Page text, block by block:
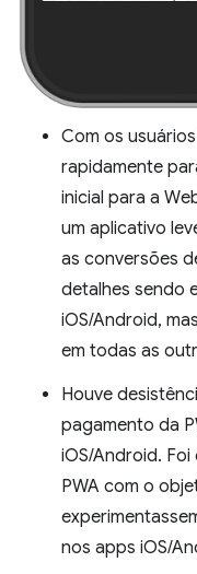
Com os
rapidamente
inicial para a
um aplicativo
as conversões
detalhes sendo
iOS/Android,
em todas as
Houve
pagamento da
iOS/Android.
PWA com o
nos apps iOS/